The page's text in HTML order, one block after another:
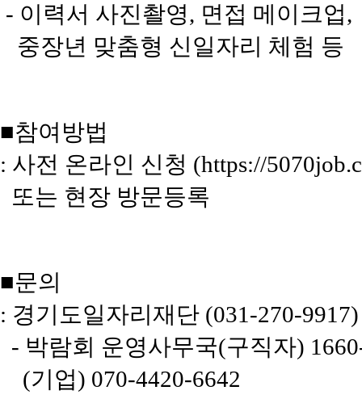
- 이력서 사진촬영, 면접 메이크업,
중장년 맞춤형 신일자리 체험 등
■참여방법
: 사전 온라인 신청 (https://
또는 현장 방문등록
■문의
: 경기도일자리재단 (031-270-9917)
- 박람회 운영사무국(구직자)
(기업) 070-4420-6642